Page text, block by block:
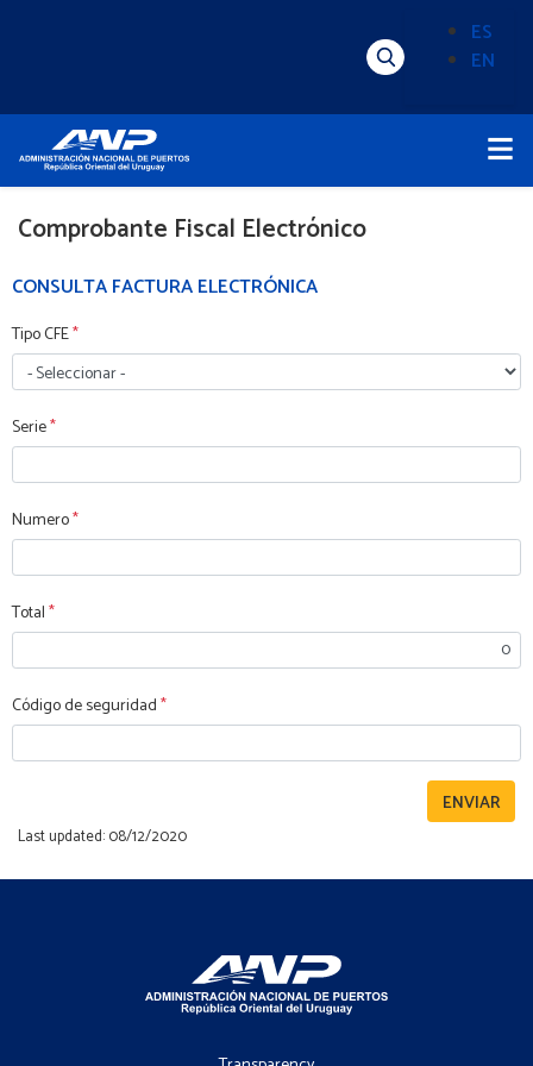
idioma
(Content)
ES
EN
Menú
Principal
Comprobante Fiscal Electrónico
CONSULTA FACTURA ELECTRÓNICA
Tipo CFE*
Serie*
Numero*
Total*
Código de seguridad*
Last updated: 08/12/2020